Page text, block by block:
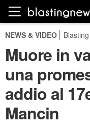
NEWS & VIDEO
Muore in
una
addio al
Mancin